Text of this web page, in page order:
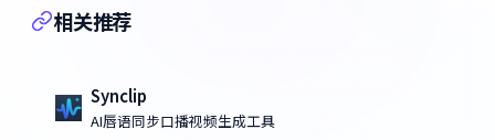
相关推荐
Synclip
AI唇语同步口播视频生成工具